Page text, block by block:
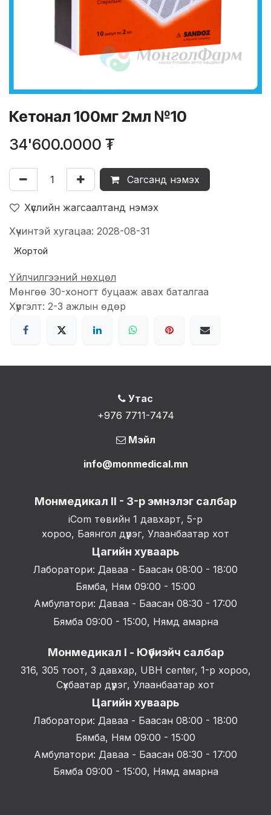
Кетонал 100мг 2мл №10
34'600.0000 ₮
Сагсанд нэмэх
Хүслийн жагсаалтанд нэмэх
Хүчинтэй хугацаа: 2028-08-31
Жортой
Үйлчилгээний нөхцөл
Мөнгөө 30-хоногт буцааж авах баталгаа
Хүргэлт: 2-3 ажлын өдөр
Утас
+976 7711-7474
Мэйл
info@monmedical.mn
Монмедикал II - 3-р эмнэлэг салбар
iCom төвийн 1 давхарт, 5-р
хороо, Баянгол дүүрэг, Улаанбаатар хот
Цагийн хуваарь
Лаборатори: Даваа - Баасан 08:00 - 18:00
Бямба, Ням 09:00 - 15:00
Амбулатори: Даваа - Баасан 08:30 - 17:00
Бямба 09:00 - 15:00, Нямд амарна
Монмедикал I - Юүбиэйч салбар
316, 305 тоот, 3 давхар, UBH center, 1-р хороо,
Сүхбаатар дүүрэг, Улаанбаатар хот
Цагийн хуваарь
Лаборатори: Даваа - Баасан 08:00 - 18:00
Бямба, Ням 09:00 - 15:00
Амбулатори: Даваа - Баасан 08:30 - 17:00
Бямба 09:00 - 15:00, Нямд амарна